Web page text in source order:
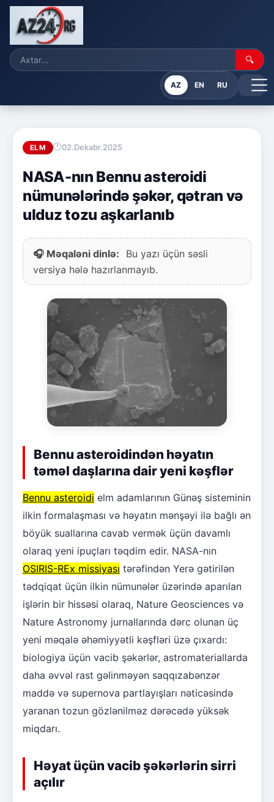
🔍
AZ EN RU
ELM 02.Dekabr.2025
NASA-nın Bennu asteroidi
nümunələrində şəkər, qətran və
ulduz tozu aşkarlanıb
🎧 Məqaləni dinlə:
Bu yazı üçün səsli
versiya hələ hazırlanmayıb.
Bennu asteroidindən həyatın
təməl daşlarına dair yeni kəşflər
Bennu asteroidi elm adamlarının Günəş sisteminin
ilkin formalaşması və həyatın mənşəyi ilə bağlı ən
böyük suallarına cavab vermək üçün davamlı
olaraq yeni ipuçları təqdim edir. NASA-nın
OSIRIS-REx missiyası tərəfindən Yerə gətirilən
tədqiqat üçün ilkin nümunələr üzərində aparılan
işlərin bir hissəsi olaraq, Nature Geosciences və
Nature Astronomy jurnallarında dərc olunan üç
yeni məqalə əhəmiyyətli kəşfləri üzə çıxardı:
biologiya üçün vacib şəkərlər, astromateriallarda
daha əvvəl rast gəlinməyən saqqızabənzər
maddə və supernova partlayışları nəticəsində
yaranan tozun gözlənilməz dərəcədə yüksək
miqdarı.
Həyat üçün vacib şəkərlərin sirri
açılır